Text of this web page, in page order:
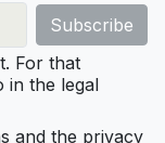
For that
in the legal
and the privacy